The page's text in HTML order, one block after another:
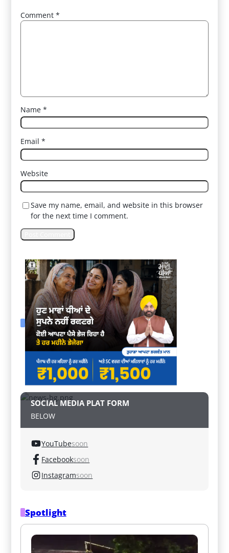
Comment*
Name*
Email*
Website
Save my name, email, and website in this browser
for the next time I comment.
SOCIAL MEDIA PLAT FORM
BELOW
YouTubesoon
Facebooksoon
Instagramsoon
Spotlight